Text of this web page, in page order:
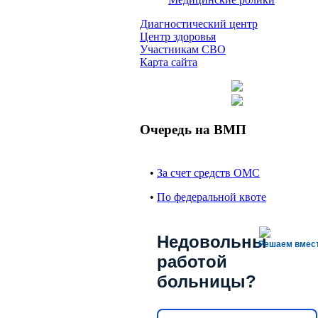
Диагностический центр
Центр здоровья
Участникам СВО
Карта сайта
Очередь на ВМП
• За счет средств ОМС
• По федеральной квоте
Решаем
Недовольны
работой
больницы?